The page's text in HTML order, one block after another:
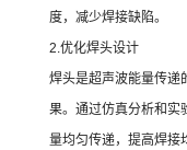
度，减少焊接缺陷。
2.优化焊头设计
焊头是超声波能量传递
果。通过仿真分析和实
量均匀传递，提高焊接